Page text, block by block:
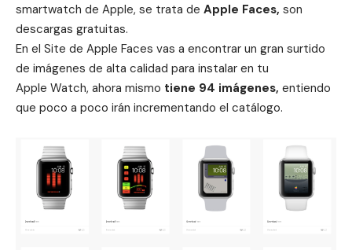
smartwatch de Apple, se trata de Apple Faces, son
descargas gratuitas.
En el Site de Apple Faces vas a encontrar un gran surtido
de imágenes de alta calidad para instalar en tu
Apple Watch, ahora mismo tiene 94 imágenes, entiendo
que poco a poco irán incrementando el catálogo.